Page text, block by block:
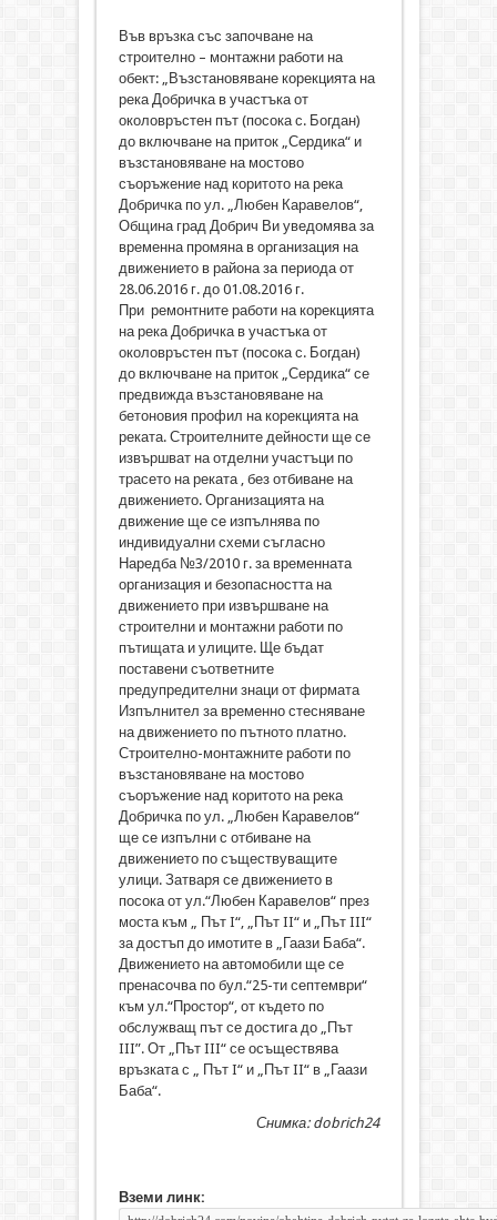
Във връзка със започване на
строително – монтажни работи на
обект: „Възстановяване корекцията на
река Добричка в участъка от
околовръстен път (посока с. Богдан)
до включване на приток „Сердика“ и
възстановяване на мостово
съоръжение над коритото на река
Добричка по ул. „Любен Каравелов“,
Община град Добрич Ви уведомява за
временна промяна в организация на
движението в района за периода от
28.06.2016 г. до 01.08.2016 г.
При ремонтните работи на корекцията
на река Добричка в участъка от
околовръстен път (посока с. Богдан)
до включване на приток „Сердика“ се
предвижда възстановяване на
бетоновия профил на корекцията на
реката. Строителните дейности ще се
извършват на отделни участъци по
трасето на реката , без отбиване на
движението. Организацията на
движение ще се изпълнява по
индивидуални схеми съгласно
Наредба №3/2010 г. за временната
организация и безопасността на
движението при извършване на
строителни и монтажни работи по
пътищата и улиците. Ще бъдат
поставени съответните
предупредителни знаци от фирмата
Изпълнител за временно стесняване
на движението по пътното платно.
Строително-монтажните работи по
възстановяване на мостово
съоръжение над коритото на река
Добричка по ул. „Любен Каравелов“
ще се изпълни с отбиване на
движението по съществуващите
улици. Затваря се движението в
посока от ул.“Любен Каравелов“ през
моста към „ Път I“, „Път II“ и „Път III“
за достъп до имотите в „Гаази Баба“.
Движението на автомобили ще се
пренасочва по бул.“25-ти септември“
към ул.“Простор“, от където по
обслужващ път се достига до „Път
III”. От „Път III“ се осъществява
връзката с „ Път I“ и „Път II“ в „Гаази
Баба“.
Снимка: dobrich24
Вземи линк: